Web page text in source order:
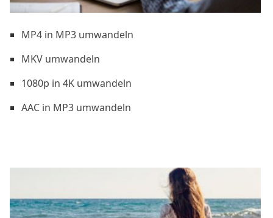
MP4 in MP3 umwandeln
MKV umwandeln
1080p in 4K umwandeln
AAC in MP3 umwandeln